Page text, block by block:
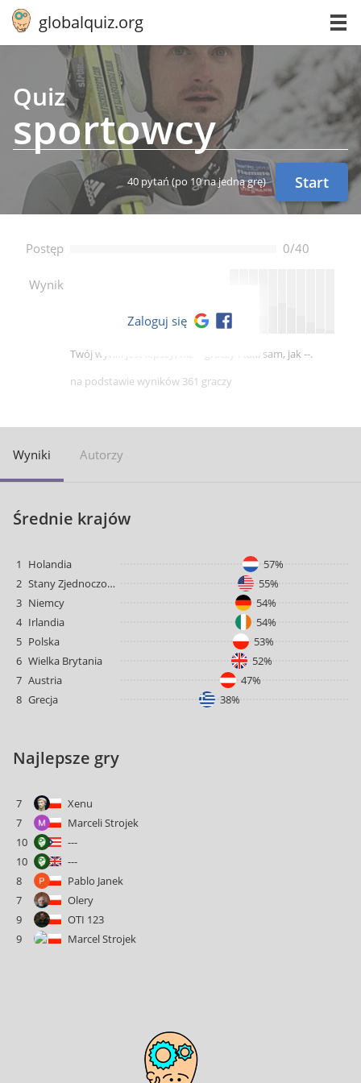
globalquiz.org
Quiz
spor­tow­cy
40 pytań(po 10 na jedną grę) Start
Postęp 0/40
Wynik --
Twój wynik jest lepszy, niż -- graczy i taki sam, jak --.
na podstawie wyników 361 graczy
Zaloguj się
Wyniki Autorzy
Średnie krajów
1 Holandia
57%
2
Stany Zjednoczone
55%
3 Niemcy
54%
4 Irlandia
54%
5 Polska
53%
6 Wielka Brytania
52%
7 Austria
47%
8 Grecja 38%
Najlepsze gry
7
Xenu
7
Marceli Strojek
10
---
10
---
8
Pablo Janek
7
Olery
9
OTI 123
9
Marcel Strojek